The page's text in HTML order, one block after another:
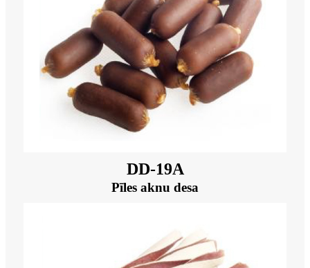
DD-19A
Pīles aknu desa